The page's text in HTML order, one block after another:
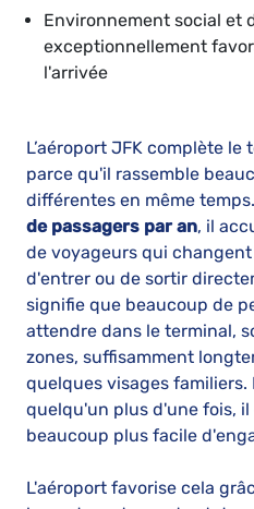
Environnement social et
exceptionnellement
l'arrivée
L’aéroport JFK complète
parce qu'il rassemble
différentes en même
de passagers par an, il
de voyageurs qui
d'entrer ou de sortir
signifie que beaucoup de
attendre dans le terminal,
zones, suffisamment
quelques visages familiers.
quelqu'un plus d'une fois,
beaucoup plus facile
L'aéroport favorise cela